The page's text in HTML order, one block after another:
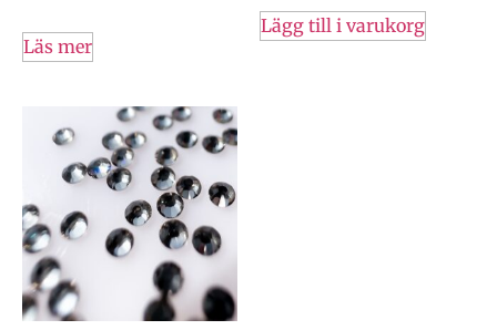
Läs mer
Lägg till i varukorg